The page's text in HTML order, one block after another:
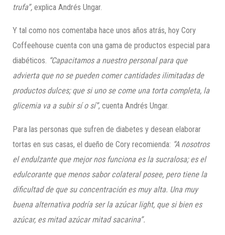
trufa”, explica Andrés Ungar.
Y tal como nos comentaba hace unos años atrás, hoy Cory
Coffeehouse cuenta con una gama de productos especial para
diabéticos. “Capacitamos a nuestro personal para que
advierta que no se pueden comer cantidades ilimitadas de
productos dulces; que si uno se come una torta completa, la
glicemia va a subir sí o sí”, cuenta Andrés Ungar.
Para las personas que sufren de diabetes y desean elaborar
tortas en sus casas, el dueño de Cory recomienda: “A nosotros
el endulzante que mejor nos funciona es la sucralosa; es el
edulcorante que menos sabor colateral posee, pero tiene la
dificultad de que su concentración es muy alta. Una muy
buena alternativa podría ser la azúcar light, que si bien es
azúcar, es mitad azúcar mitad sacarina”.